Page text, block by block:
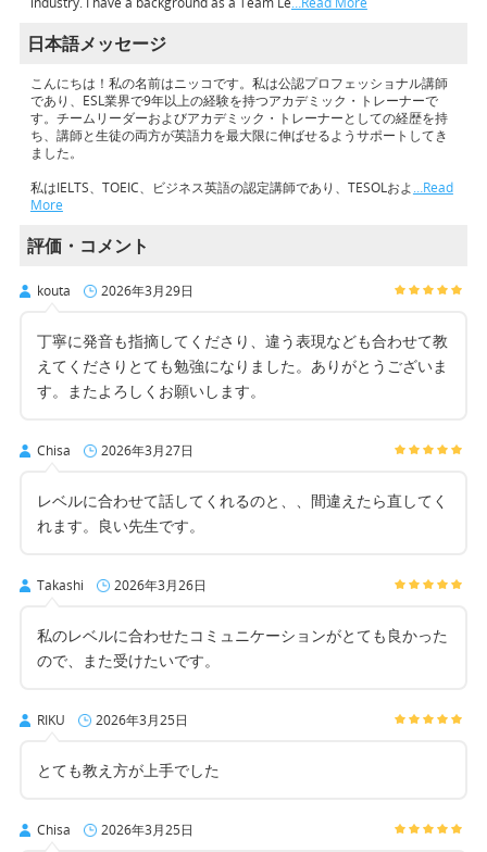
日本語メッセージ
こんにちは！私の名前はニッコです。私は公認プロフェッショナル講師
であり、ESL業界で9年以上の経験を持つアカデミック・トレーナーで
す。チームリーダーおよびアカデミック・トレーナーとしての経歴を持
ち、講師と生徒の両方が英語力を最大限に伸ばせるようサポートしてき
ました。
私はIELTS、TOEIC、ビジネス英語の認定講師であり、TESOLおよ…Read
More
評価・コメント
kouta 2026年3月29日
丁寧に発音も指摘してくださり、違う表現なども合わせて教
えてくださりとても勉強になりました。ありがとうございま
す。またよろしくお願いします。
Chisa 2026年3月27日
レベルに合わせて話してくれるのと、、間違えたら直してく
れます。良い先生です。
Takashi 2026年3月26日
私のレベルに合わせたコミュニケーションがとても良かった
ので、また受けたいです。
RIKU 2026年3月25日
とても教え方が上手でした
Chisa 2026年3月25日